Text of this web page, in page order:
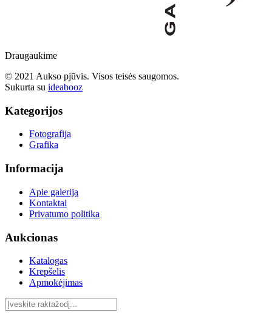
Draugaukime
© 2021 Aukso pjūvis. Visos teisės saugomos.
Sukurta su ideabooz
Kategorijos
Fotografija
Grafika
Informacija
Apie galeriją
Kontaktai
Privatumo politika
Aukcionas
Katalogas
Krepšelis
Apmokėjimas